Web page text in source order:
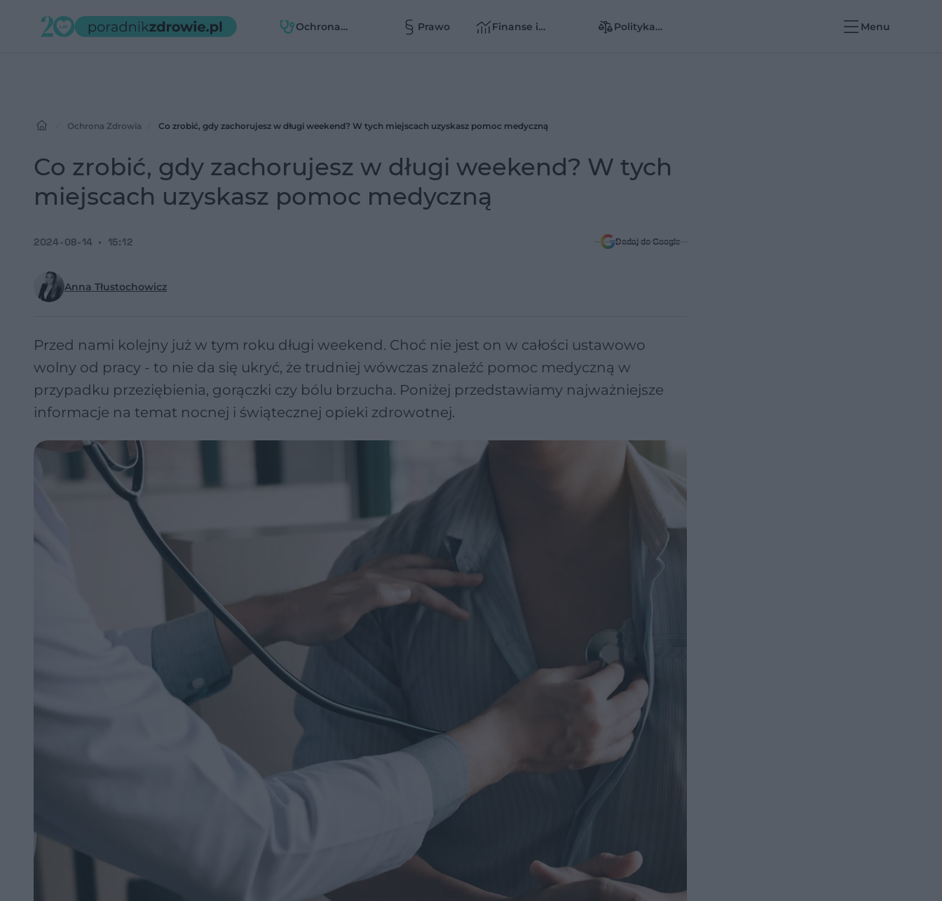
Ochrona
Prawo
Finanse i
Polityka
Menu
Ochrona Zdrowia Co zrobić, gdy zachorujesz w długi weekend? W tych miejscach uzyskasz pomoc medyczną
Co zrobić, gdy zachorujesz w długi weekend? W tych
miejscach uzyskasz pomoc medyczną
Anna Tłustochowicz
2024-08-14 15:12 Dodaj do Google
Przed nami kolejny już w tym roku długi weekend. Choć nie jest on w całości ustawowo
wolny od pracy - to nie da się ukryć, że trudniej wówczas znaleźć pomoc medyczną w
przypadku przeziębienia, gorączki czy bólu brzucha. Poniżej przedstawiamy najważniejsze
informacje na temat nocnej i świątecznej opieki zdrowotnej.